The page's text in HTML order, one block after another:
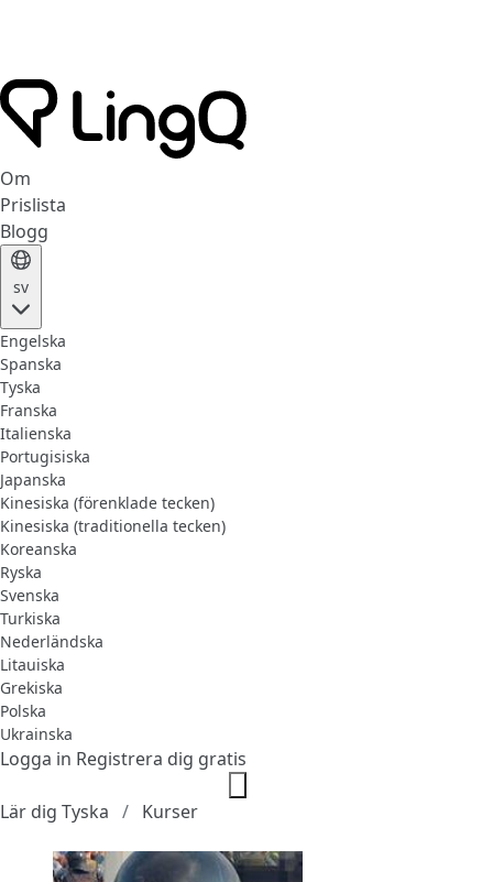
Om
Prislista
Blogg
sv
Engelska
Spanska
Tyska
Franska
Italienska
Portugisiska
Japanska
Kinesiska (förenklade tecken)
Kinesiska (traditionella tecken)
Koreanska
Ryska
Svenska
Turkiska
Nederländska
Litauiska
Grekiska
Polska
Ukrainska
Logga in Registrera dig gratis
Lär dig Tyska Kurser